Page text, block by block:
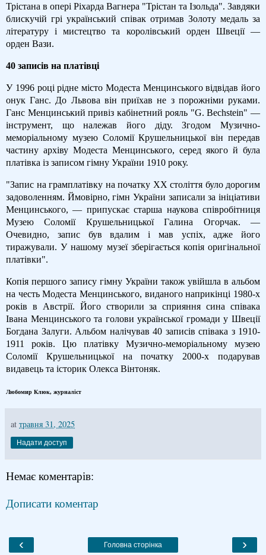
Трістана в опері Ріхарда Вагнера "Трістан та Ізольда". Завдяки
блискучій грі український співак отримав Золоту медаль за
літературу і мистецтво та королівський орден Швеції —
орден Вази.
40 записів на платівці
У 1996 році рідне місто Модеста Менцинського відвідав його
онук Ганс. До Львова він приїхав не з порожніми руками.
Ганс Менцинський привіз кабінетний рояль "G. Bechstein" —
інструмент, що належав його діду. Згодом Музично-
меморіальному музею Соломії Крушельницької він передав
частину архіву Модеста Менцинського, серед якого й була
платівка із записом гімну України 1910 року.
"Запис на грамплатівку на початку ХХ століття було дорогим
задоволенням. Ймовірно, гімн України записали за ініціативи
Менцинського, — припускає старша наукова співробітниця
Музею Соломії Крушельницької Галина Огорчак. —
Очевидно, запис був вдалим і мав успіх, адже його
тиражували. У нашому музеї зберігається копія оригінальної
платівки".
Копія першого запису гімну України також увійшла в альбом
на честь Модеста Менцинського, виданого наприкінці 1980-х
років в Австрії. Його створили за сприяння сина співака
Івана Менцинського та голови української громади у Швеції
Богдана Залуги. Альбом налічував 40 записів співака з 1910-
1911 років. Цю платівку Музично-меморіальному музею
Соломії Крушельницької на початку 2000-х подарував
видавець та історик Олекса Вінтоняк.
Любомир Клюк, журналіст
at травня 31, 2025
Надати доступ
Немає коментарів:
Дописати коментар
‹ ›
Головна сторінка